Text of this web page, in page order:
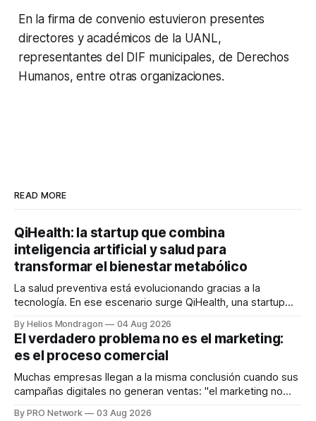
En la firma de convenio estuvieron presentes
directores y académicos de la UANL,
representantes del DIF municipales, de Derechos
Humanos, entre otras organizaciones.
READ MORE
QiHealth: la startup que combina
inteligencia artificial y salud para
transformar el bienestar metabólico
La salud preventiva está evolucionando gracias a la
tecnología. En ese escenario surge QiHealth, una startup
dispositivos inteligentes, inteligencia artificial y monitoreo
en tiempo real para ayudar a las personas a tomar mejores
decisiones sobre su salud metabólica. Su propuesta busca
responder
By Helios Mondragon 04 Aug 2026
El verdadero problema no es el marketing:
es el proceso comercial
Muchas empresas llegan a la misma conclusión cuando sus
campañas digitales no generan ventas: "el marketing no
By PRO Network 03 Aug 2026